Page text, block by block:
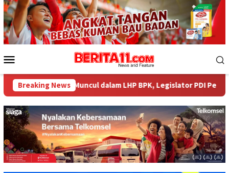
Loncat
ke
konten
Mobile
Breaking News
Miliar tak Muncul dalam LHP BPK, Legislator PDI Perjuangan